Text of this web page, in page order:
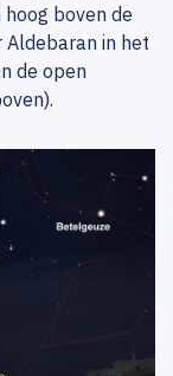
boven de
Aldebaran in het
de open